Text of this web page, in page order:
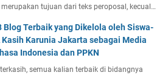
merupakan tujuan dari teks peroposal, kecual…
Blog Terbaik yang Dikelola oleh Siswa-
Kasih Karunia Jakarta sebagai Media
Indonesia dan PPKN
semua kalian terbaik di bidangnya